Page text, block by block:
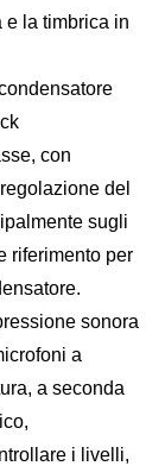
e la timbrica in
con
del
sugli
riferimento per
sonora
a
a seconda
i livelli,